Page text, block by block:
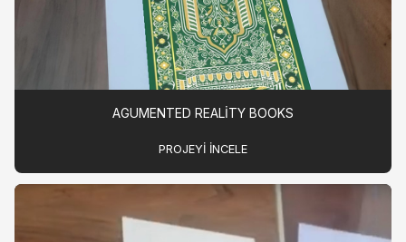
AGUMENTED REALITY BOOKS
PROJEYI INCELE